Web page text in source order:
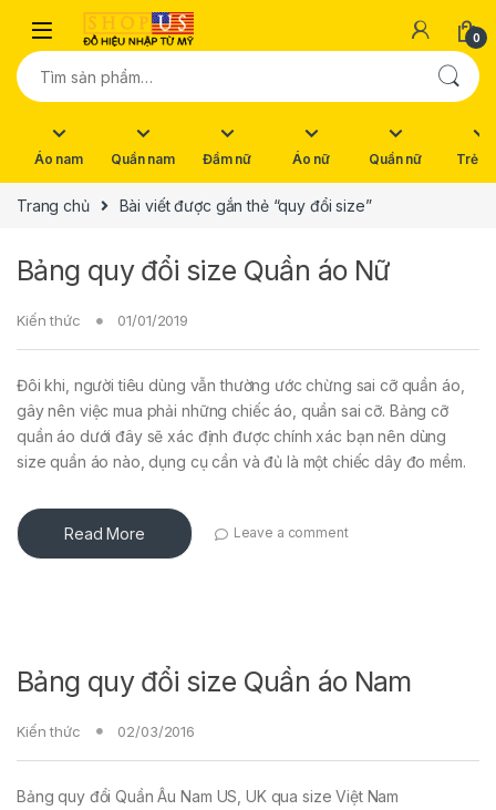
Skip to navigation
Skip to content
0
Tìm kiếm:
Áo nam Quần nam Đầm nữ Áo nữ Quần nữ Trẻ
Trang chủ Bài viết được gắn thẻ “quy đổi size”
Bảng quy đổi size Quần áo Nữ
Kiến thức 01/01/2019
Đôi khi, người tiêu dùng vẫn thường ước chừng sai cỡ quần áo,
gây nên việc mua phải những chiếc áo, quần sai cỡ. Bảng cỡ
quần áo dưới đây sẽ xác định được chính xác bạn nên dùng
size quần áo nào, dụng cụ cần và đủ là một chiếc dây đo mềm.
Read More Leave a comment
Bảng quy đổi size Quần áo Nam
Kiến thức 02/03/2016
Bảng quy đổi Quần Âu Nam US, UK qua size Việt Nam